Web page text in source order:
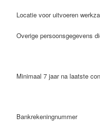
Locatie voor uitvoeren
Overige persoonsgegevens
Minimaal 7 jaar na laatste
Bankrekeningnummer